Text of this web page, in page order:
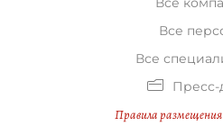
Все
Все
Пресс-
Правила